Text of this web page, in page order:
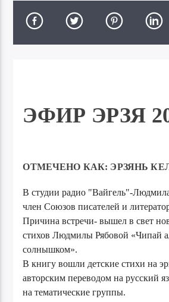
ЭФИР ЭРЗЯ
ОТМЕЧЕНО КАК: ЭРЗЯНЬ
В студии радио "Вайгель"-Людмила
член Союзов писателей и
Причина встречи- вышел в свет
стихов Людмилы Рябовой «Чипай
солнышком».
В книгу вошли детские стихи на
авторским переводом на русский
на тематические группы.